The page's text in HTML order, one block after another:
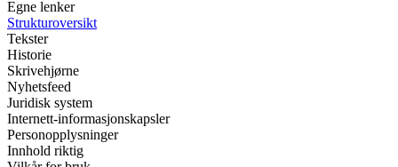
Egne lenker
Strukturoversikt
Tekster
Historie
Skrivehjørne
Nyhetsfeed
Juridisk system
Internett-informasjonskapsler
Personopplysninger
Innhold riktig